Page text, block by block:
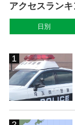
アクセスラン
日別